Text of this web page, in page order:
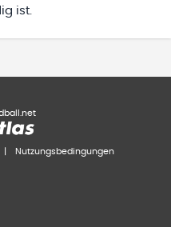
ist.
Nutzungsbedingungen